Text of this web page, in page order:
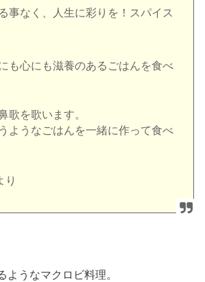
事なく、人生に彩りを！スパイス
も心にも滋養のあるごはんを食べ
歌を歌います。
ようなごはんを一緒に作って食べ
り
ようなマクロビ料理。